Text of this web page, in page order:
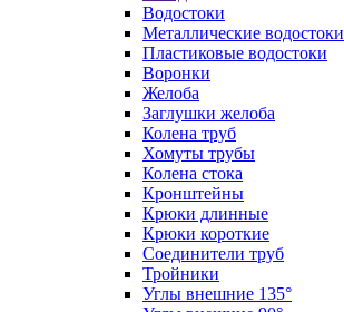
Водостоки
Металлические водостоки
Пластиковые водостоки
Воронки
Желоба
Заглушки желоба
Колена труб
Хомуты трубы
Колена стока
Кронштейны
Крюки длинные
Крюки короткие
Соединители труб
Тройники
Углы внешние 135°